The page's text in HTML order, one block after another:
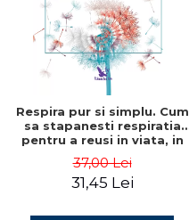
Respira pur si simplu. Cum
sa stapanesti respiratia
pentru a reusi in viata, in
numai – Dan Brulé
37,00 Lei
31,45 Lei